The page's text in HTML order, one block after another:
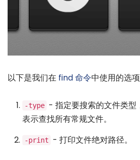
以下是我们在 find 命令中使用的选
-type - 指定要搜索的文件类型
表示查找所有常规文件。
-print - 打印文件绝对路径。